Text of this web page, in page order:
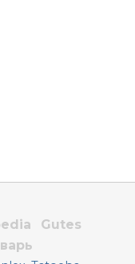
Gutes